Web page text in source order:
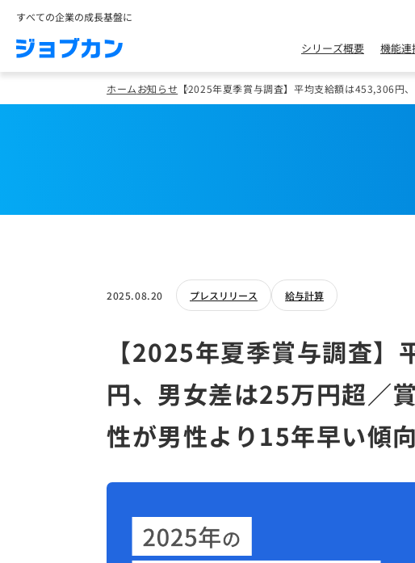
すべての企業の成長基盤に
シリーズ概要 機能連
ホームお知らせ 【2025年夏季賞与調査】平均支給額は453,306円
2025.08.20 プレスリリース 給与計算
【2025年夏季賞与調査
円、男女差は25万円超／
性が男性より15年早い傾向